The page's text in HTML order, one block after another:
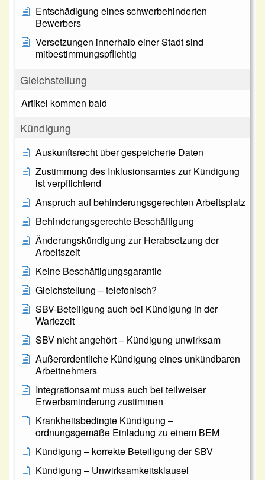
Entschädigung eines schwerbehinderten
Bewerbers
Versetzungen innerhalb einer Stadt sind
mitbestimmungspflichtig
Gleichstellung
Artikel kommen bald
Kündigung
Auskunftsrecht über gespeicherte Daten
Zustimmung des Inklusionsamtes zur Kündigung
ist verpflichtend
Anspruch auf behinderungsgerechten Arbeitsplatz
Behinderungsgerechte Beschäftigung
Änderungskündigung zur Herabsetzung der
Arbeitszeit
Keine Beschäftigungsgarantie
Gleichstellung – telefonisch?
SBV-Beteiligung auch bei Kündigung in der
Wartezeit
SBV nicht angehört – Kündigung unwirksam
Außerordentliche Kündigung eines unkündbaren
Arbeitnehmers
Integrationsamt muss auch bei teilweiser
Erwerbsminderung zustimmen
Krankheitsbedingte Kündigung –
ordnungsgemäße Einladung zu einem BEM
Kündigung – korrekte Beteiligung der SBV
Kündigung – Unwirksamkeitsklausel